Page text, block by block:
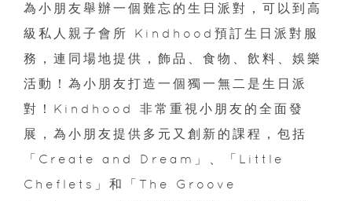
為小朋友舉辦一個難忘的生日派對，可以到高
級私人親子會所 Kindhood預訂生日派對服
務，連同場地提供，飾品、食物、飲料、娛樂
活動！為小朋友打造一個獨一無二是生日派
對！Kindhood 非常重視小朋友的全面發
展，為小朋友提供多元又創新的課程，包括
「Create and Dream」、「Little
Cheflets」和「The Groove